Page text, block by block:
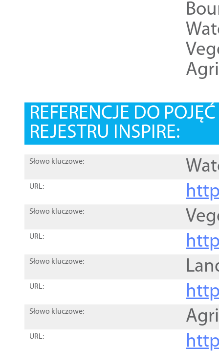
REFERENCJE DO
REJESTRU INSPIRE:
Słowo kluczowe:
URL:
Słowo kluczowe:
URL:
Słowo kluczowe:
URL:
Słowo kluczowe:
URL: